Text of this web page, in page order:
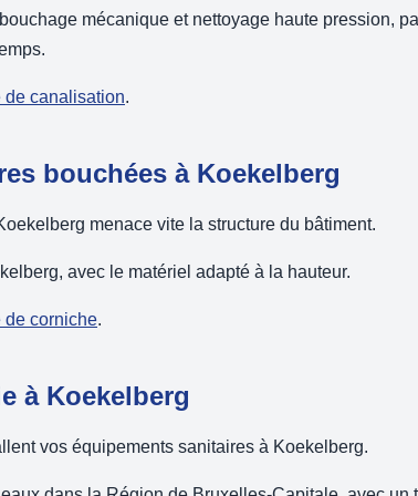
mécanique et nettoyage haute pression,
de canalisation.
bouchées à Koekelberg
menace vite la structure du bâtiment.
avec le matériel adapté à la hauteur.
de corniche.
à Koekelberg
vos équipements sanitaires à Koekelberg.